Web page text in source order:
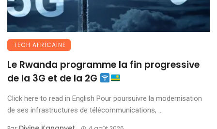
TECH AFRICAINE
Le Rwanda programme la fin progressive
de la 3G et de la 2G
Click here to read in English Pour poursuivre la modernisation
de ses infrastructures de télécommunications, ...